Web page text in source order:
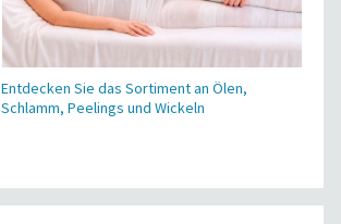
Entdecken Sie das Sortiment an Ölen,
Schlamm, Peelings und Wickeln